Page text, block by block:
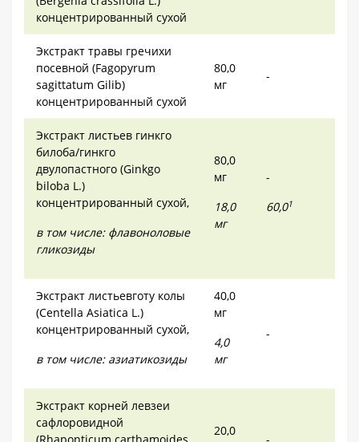
концентрированный сухой
Экстракт травы гречихи
посевной (Fagopyrum
sagittatum Gilib)
концентрированный сухой
80,0
мг
-
Экстракт листьев гинкго
билоба/гинкго
двулопастного (Ginkgo
biloba L.)
концентрированный сухой,
в том числе: флавоноловые
гликозиды
80,0
мг
18,0
мг
-
60,01
Экстракт листьевготу колы
(Centella Asiatica L.)
концентрированный сухой,
в том числе: азиатикозиды
40,0
мг
4,0
мг
-
Экстракт корней левзеи
сафлоровидной
20,0